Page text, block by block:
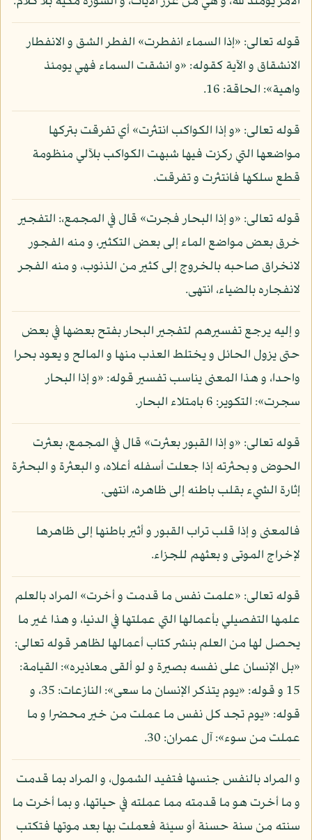
قوله تعالى: «إذا السماء انفطرت» الفطر الشق و الانفطار
الانشقاق و الآية كقوله: «و انشقت السماء فهي يومئذ
واهية»: الحاقة: 16.
قوله تعالى: «و إذا الكواكب انتثرت» أي تفرقت بتركها
مواضعها التي ركزت فيها شبهت الكواكب بلآلي منظومة
قطع سلكها فانتثرت و تفرقت.
قوله تعالى: «و إذا البحار فجرت» قال في المجمع،: التفجير
خرق بعض مواضع الماء إلى بعض التكثير، و منه الفجور
لانخراق صاحبه بالخروج إلى كثير من الذنوب، و منه الفجر
لانفجاره بالضياء، انتهى.
و إليه يرجع تفسيرهم لتفجير البحار بفتح بعضها في بعض
حتى يزول الحائل و يختلط العذب منها و المالح و يعود بحرا
واحدا، و هذا المعنى يناسب تفسير قوله: «و إذا البحار
سجرت»: التكوير: 6 بامتلاء البحار.
قوله تعالى: «و إذا القبور بعثرت» قال في المجمع، بعثرت
الحوض و بحثرته إذا جعلت أسفله أعلاه، و البعثرة و البحثرة
إثارة الشيء بقلب باطنه إلى ظاهره، انتهى.
فالمعنى و إذا قلب تراب القبور و أثير باطنها إلى ظاهرها
لإخراج الموتى و بعثهم للجزاء.
قوله تعالى: «علمت نفس ما قدمت و أخرت» المراد بالعلم
علمها التفصيلي بأعمالها التي عملتها في الدنيا، و هذا غير ما
يحصل لها من العلم بنشر كتاب أعمالها لظاهر قوله تعالى:
«بل الإنسان على نفسه بصيرة و لو ألقى معاذيره»: القيامة:
15 و قوله: «يوم يتذكر الإنسان ما سعى»: النازعات: 35، و
قوله: «يوم تجد كل نفس ما عملت من خير محضرا و ما
عملت من سوء»: آل عمران: 30.
و المراد بالنفس جنسها فتفيد الشمول، و المراد بما قدمت
و ما أخرت هو ما قدمته مما عملته في حياتها، و بما أخرت ما
سنته من سنة حسنة أو سيئة فعملت بها بعد موتها فتكتب